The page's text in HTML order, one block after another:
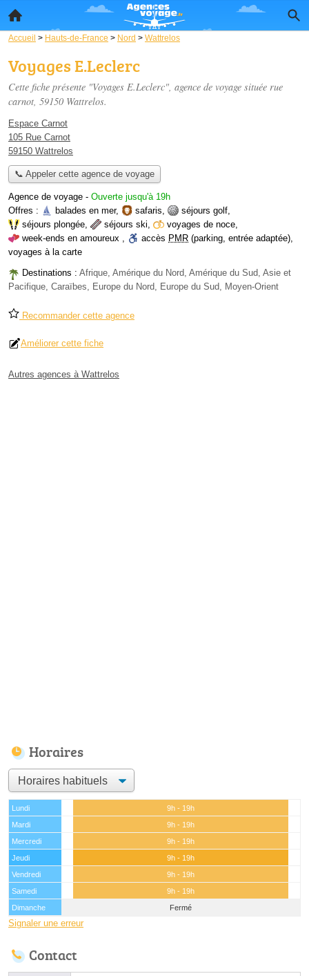
Accueil > Hauts-de-France > Nord > Wattrelos
Voyages E.Leclerc
Cette fiche présente "Voyages E.Leclerc", agence de voyage située rue
carnot, 59150 Wattrelos.
Espace Carnot
105 Rue Carnot
59150 Wattrelos
📞 Appeler cette agence de voyage
Agence de voyage - Ouverte jusqu'à 19h
Offres :
balades en mer, safaris, séjours golf,
séjours plongée, séjours ski, voyages de noce,
week-ends en amoureux , accès PMR (parking, entrée adaptée),
voyages à la carte
Destinations : Afrique, Amérique du Nord, Amérique du Sud, Asie et
Pacifique, Caraïbes, Europe du Nord, Europe du Sud, Moyen-Orient
Recommander cette agence
Améliorer cette fiche
Autres agences à Wattrelos
Horaires
Lundi
9h - 19h
Mardi
9h - 19h
Mercredi
9h - 19h
Jeudi
9h - 19h
Vendredi
9h - 19h
Samedi
9h - 19h
Dimanche
Fermé
Signaler une erreur
Contact